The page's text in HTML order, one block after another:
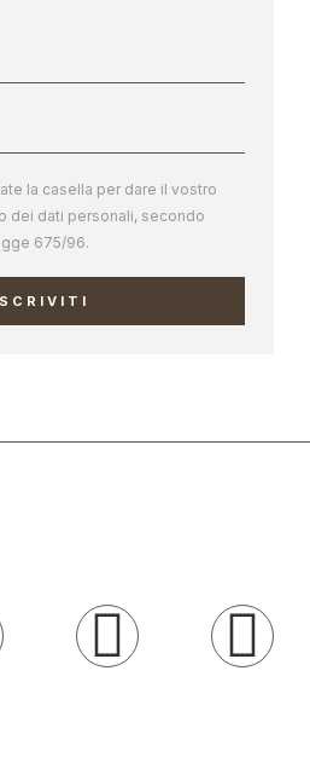
la casella per dare il vostro
dei dati personali, secondo
675/96.